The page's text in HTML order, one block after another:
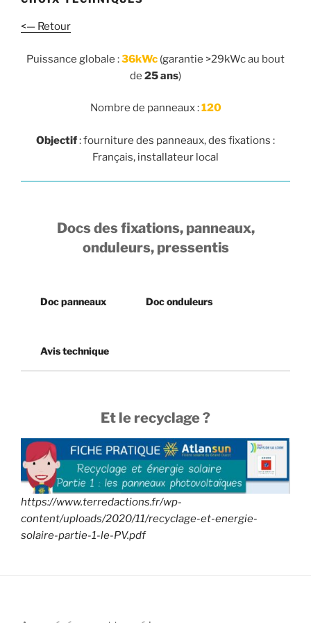
<— Retour
Puissance globale :36kWc (garantie >29kWc au bout
de 25 ans)
Nombre de panneaux :120
Objectif: fourniture des panneaux, des fixations :
Français, installateur local
Docs des fixations, panneaux,
onduleurs, pressentis
Doc panneaux Doc onduleurs
Avis technique
Et le recyclage ?
https://www.terredactions.fr/wp-
content/uploads/2020/11/recyclage-et-energie-
solaire-partie-1-le-PV.pdf